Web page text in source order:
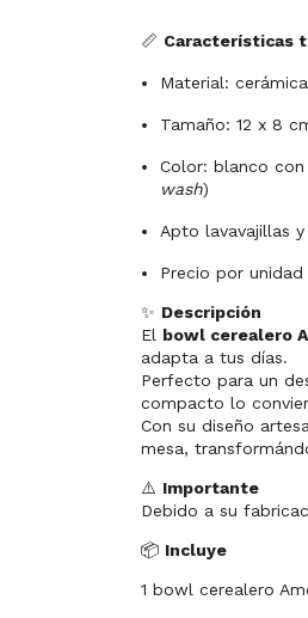
📏 Características
Material:
Tamaño: 12 x 8
Color: blanco
wash)
Apto lavavajillas
Precio por unidad
✨ Descripción
El bowl cerealero
adapta a tus días.
Perfecto para un
compacto lo
Con su diseño
mesa,
⚠️ Importante
Debido a su
📦 Incluye
1 bowl cerealero